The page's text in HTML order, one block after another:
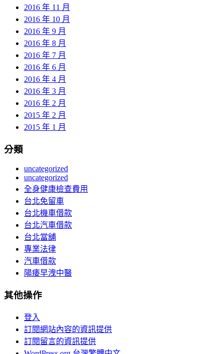
2016 年 11 月
2016 年 10 月
2016 年 9 月
2016 年 8 月
2016 年 7 月
2016 年 6 月
2016 年 4 月
2016 年 3 月
2016 年 2 月
2015 年 2 月
2015 年 1 月
分類
uncategorized
uncategorized
全身健康檢查費用
台北免留車
台北機車借款
台北汽車借款
台北當舖
專業法律
汽車借款
陽痿早洩中醫
其他操作
登入
訂閱網站內容的資訊提供
訂閱留言的資訊提供